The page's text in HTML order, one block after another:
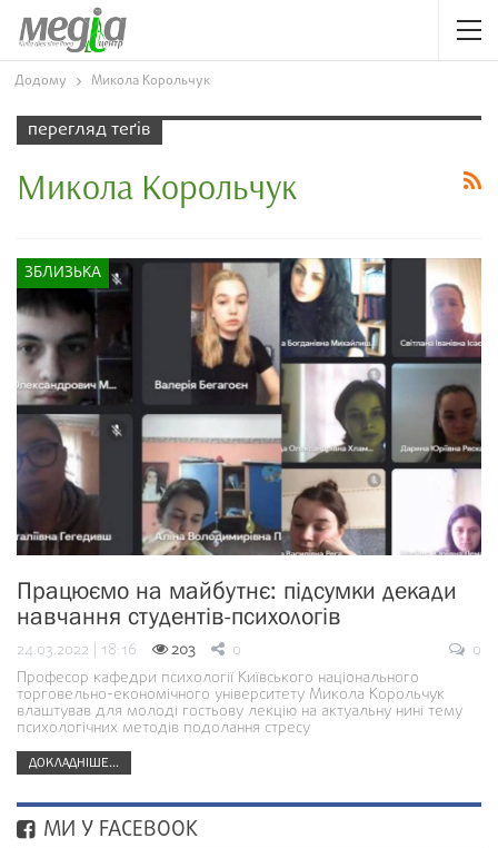
Додому Микола Корольчук
перегляд теґів
Микола Корольчук
ЗБЛИЗЬКА
Працюємо на майбутнє: підсумки декади
навчання студентів-психологів
24.03.2022 | 18:16 203 0
0
Професор кафедри психології Київського національного
торговельно-економічного університету Микола Корольчук
влаштував для молоді гостьову лекцію на актуальну нині тему
психологічних методів подолання стресу
ДОКЛАДНІШЕ...
МИ У FACEBOOK